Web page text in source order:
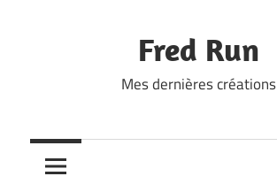
Fred Run
Mes dernières créations